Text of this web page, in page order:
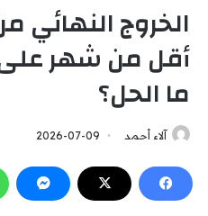
الخروج النهائي
أقل من شهر على
ما الحل؟
آلاء أحمد 2026-07-09